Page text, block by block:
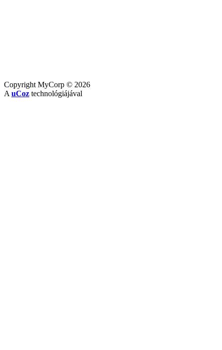
Copyright MyCorp © 2026
A uCoz technológiájával